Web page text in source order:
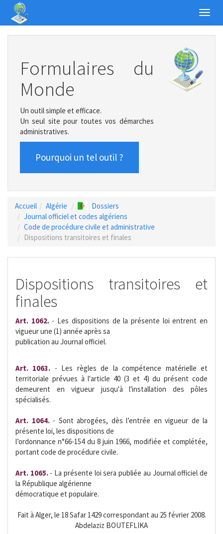
Formulaires du
Monde
Un outil simple et efficace.
Un seul site pour toutes vos démarches
administratives.
Pourquoi un tel outil ?
Accueil Algérie
Dossiers
Journal officiel et codes algériens
Code de procédure civile et administrative
Dispositions transitoires et finales
Dispositions transitoires et
finales
Art. 1062. - Les dispositions de la présente loi entrent en
vigueur une (1) année après sa
publication au Journal officiel.
Art. 1063. - Les règles de la compétence matérielle et
territoriale prévues à l'article 40 (3 et 4) du présent code
demeurent en vigueur jusqu'à l'installation des pôles
spécialisés.
Art. 1064. - Sont abrogées, dès l’entrée en vigueur de la
présente loi, les dispositions de
l’ordonnance n°66-154 du 8 juin 1966, modifiée et complétée,
portant code de procédure civile.
Art. 1065. - La présente loi sera publiée au Journal officiel de
la République algérienne
démocratique et populaire.
Fait à Alger, le 18 Safar 1429 correspondant au 25 février 2008.
Abdelaziz BOUTEFLIKA